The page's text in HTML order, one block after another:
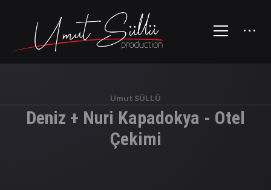
Umut SÜLLÜ
Deniz + Nuri Kapadokya - Otel
Çekimi